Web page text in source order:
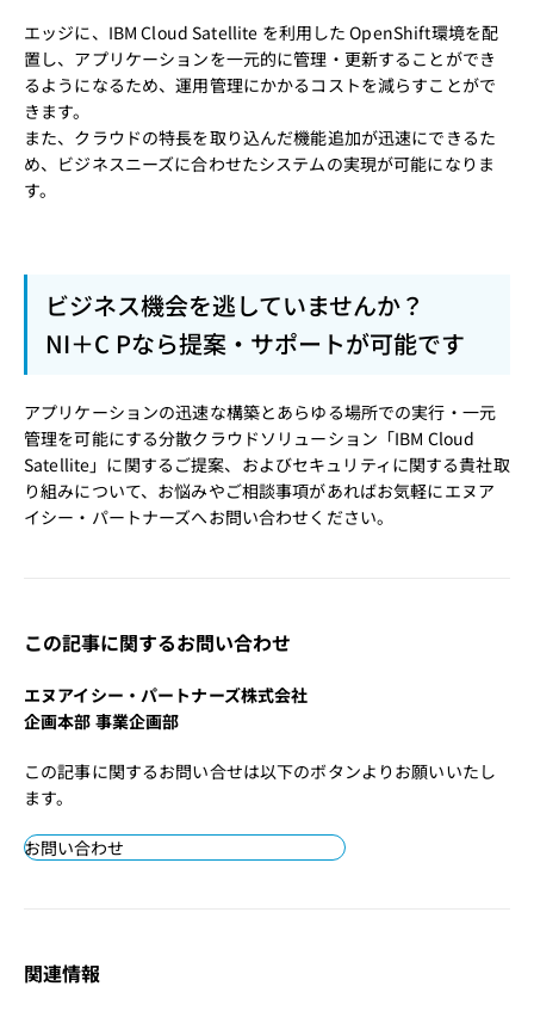
エッジに、IBM Cloud Satellite を利用した OpenShift環境を配
置し、アプリケーションを一元的に管理・更新することができ
るようになるため、運用管理にかかるコストを減らすことがで
きます。
また、クラウドの特長を取り込んだ機能追加が迅速にできるた
め、ビジネスニーズに合わせたシステムの実現が可能になりま
す。
ビジネス機会を逃していませんか？
NI＋C Pなら提案・サポートが可能です
アプリケーションの迅速な構築とあらゆる場所での実行・一元
管理を可能にする分散クラウドソリューション「IBM Cloud
Satellite」に関するご提案、およびセキュリティに関する貴社取
り組みについて、お悩みやご相談事項があればお気軽にエヌア
イシー・パートナーズへお問い合わせください。
この記事に関するお問い合わせ
エヌアイシー・パートナーズ株式会社
企画本部 事業企画部
この記事に関するお問い合せは以下のボタンよりお願いいたし
ます。
お問い合わせ
関連情報